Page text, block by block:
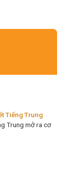
Tiếng Trung
Trung mở ra cơ